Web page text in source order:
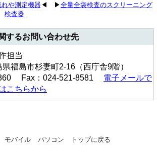
や測定機器◀ ▶全量全袋検査のスクリーニング
検査器
するお問い合わせ先
担当
県福島市杉妻町2-16（西庁舎9階）
Fax：024-521-8581 電子メールで
こちらから
モバイル パソコン トップに戻る